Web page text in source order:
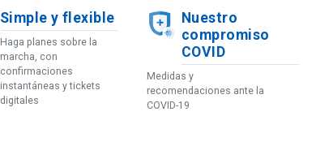
Simple y flexible
Haga planes sobre la
marcha, con
confirmaciones
instantáneas y tickets
digitales
Nuestro
compromiso
COVID
Medidas y
recomendaciones ante la
COVID-19